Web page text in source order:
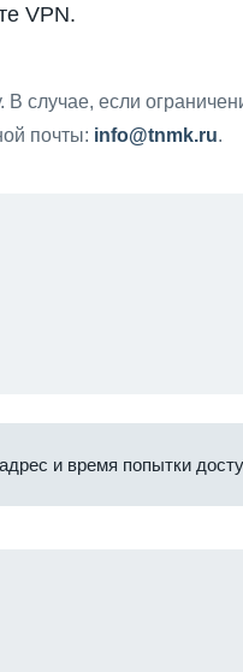
VPN.
В случае, если
почты: info@tnmk.ru.
и время попытки